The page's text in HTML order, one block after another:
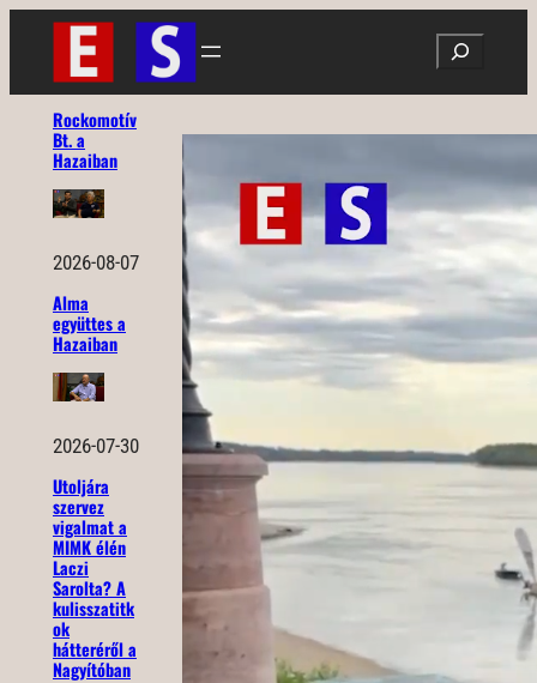
Ugrás
tartalomhoz
Search
Rockomotív
Bt. a
Hazaiban
2026-08-07
Alma
együttes a
Hazaiban
2026-07-30
Utoljára
szervez
vigalmat a
MIMK élén
Laczi
Sarolta? A
kulisszatitk
ok
hátteréről a
Nagyítóban